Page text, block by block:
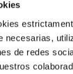
necesarias,
de redes